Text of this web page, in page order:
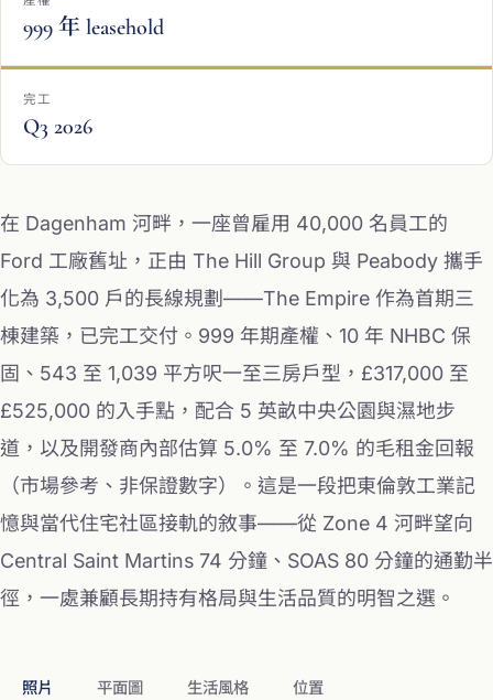
999 年 leasehold
完工
Q3 2026
在 Dagenham 河畔，一座曾雇用 40,000 名員工的
Ford 工廠舊址，正由 The Hill Group 與 Peabody 攜手
化為 3,500 戶的長線規劃——The Empire 作為首期三
棟建築，已完工交付。999 年期產權、10 年 NHBC 保
固、543 至 1,039 平方呎一至三房戶型，£317,000 至
£525,000 的入手點，配合 5 英畝中央公園與濕地步
道，以及開發商內部估算 5.0% 至 7.0% 的毛租金回報
（市場參考、非保證數字）。這是一段把東倫敦工業記
憶與當代住宅社區接軌的敘事——從 Zone 4 河畔望向
Central Saint Martins 74 分鐘、SOAS 80 分鐘的通勤半
徑，一處兼顧長期持有格局與生活品質的明智之選。
照片 平面圖 生活風格 位置